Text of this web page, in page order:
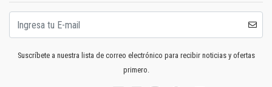
Suscríbete a nuestra lista de correo electrónico para recibir noticias y ofertas
primero.